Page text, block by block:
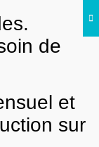
une
de
et
sur